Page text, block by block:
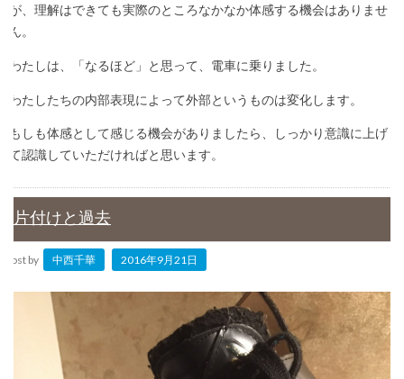
が、理解はできても実際のところなかなか体感する機会はありませ
ん。
わたしは、「なるほど」と思って、電車に乗りました。
わたしたちの内部表現によって外部というものは変化します。
もしも体感として感じる機会がありましたら、しっかり意識に上げ
て認識していただければと思います。
片付けと過去
Post by 中西千華 2016年9月21日